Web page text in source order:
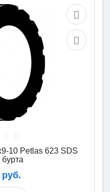
10 Petlas 623 SDS
руб.